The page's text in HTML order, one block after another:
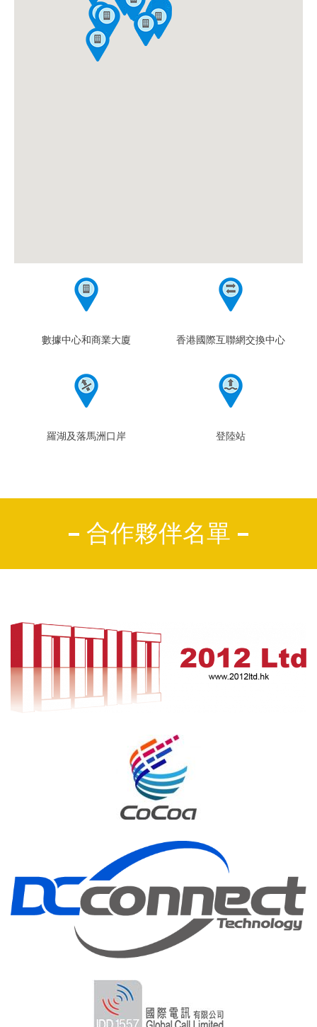
數據中心和商業大廈 香港國際互聯網交換中心
羅湖及落馬洲口岸 登陸站
合作夥伴名單